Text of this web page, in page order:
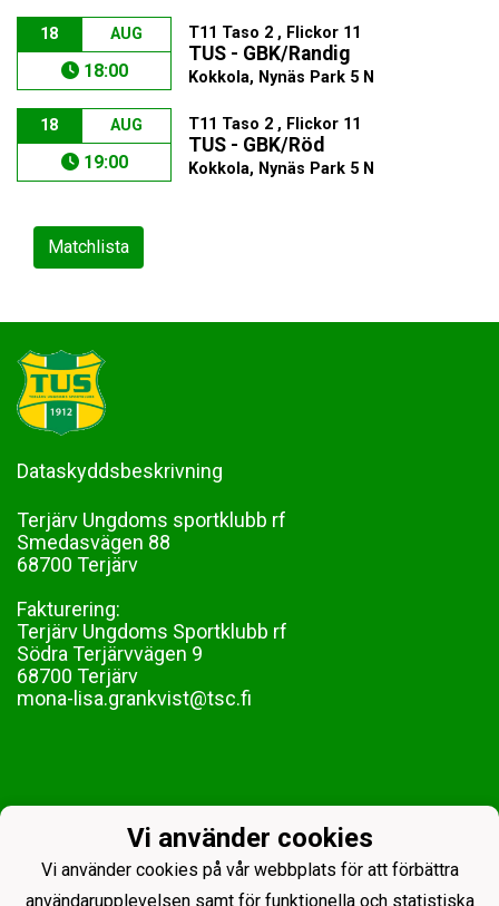
18 AUG
18:00
T11 Taso 2 , Flickor 11
TUS - GBK/Randig
Kokkola, Nynäs Park 5 N
18 AUG
19:00
T11 Taso 2 , Flickor 11
TUS - GBK/Röd
Kokkola, Nynäs Park 5 N
Matchlista
Dataskyddsbeskrivning
Terjärv Ungdoms sportklubb rf
Smedasvägen 88
68700 Terjärv
Fakturering:
Terjärv Ungdoms Sportklubb rf
Södra Terjärvvägen 9
68700 Terjärv
mona-lisa.grankvist@tsc.fi
Vi använder cookies
Vi använder cookies på vår webbplats för att förbättra
användarupplevelsen samt för funktionella och statistiska